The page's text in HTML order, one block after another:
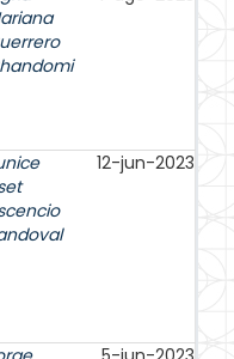
12-jun-2023